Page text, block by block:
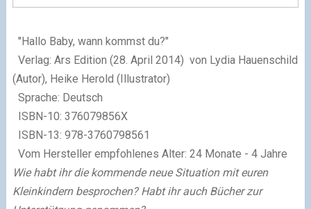
"Hallo Baby, wann kommst du?"
Verlag: Ars Edition (28. April 2014) von Lydia Hauenschild
(Autor), Heike Herold (Illustrator)
Sprache: Deutsch
ISBN-10: 376079856X
ISBN-13: 978-3760798561
Vom Hersteller empfohlenes Alter: 24 Monate - 4 Jahre
Wie habt ihr die kommende neue Situation mit euren
Kleinkindern besprochen? Habt ihr auch Bücher zur